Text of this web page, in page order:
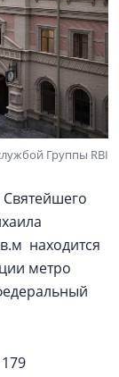
Группы RBI
находится
метро